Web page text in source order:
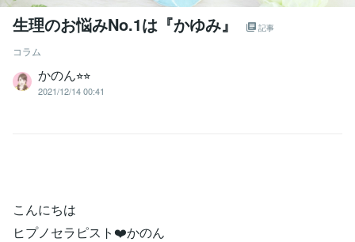
生理のお悩みNo.1は『かゆみ』 記事
コラム
かのん⭐︎⭐︎
2021/12/14 00:41
こんにちは
ヒプノセラピスト❤️かのん